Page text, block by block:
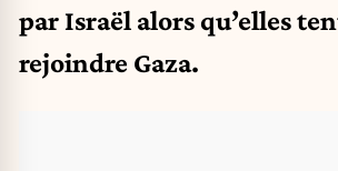
par Israël alors qu’elles
rejoindre Gaza.